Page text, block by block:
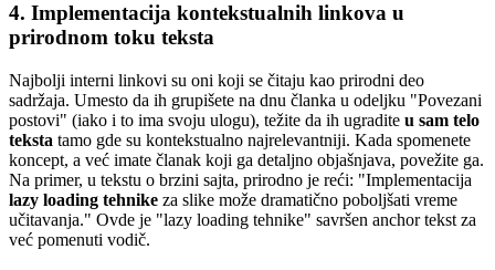
4. Implementacija kontekstualnih linkova u
prirodnom toku teksta
Najbolji interni linkovi su oni koji se čitaju kao prirodni deo
sadržaja. Umesto da ih grupišete na dnu članka u odeljku "Povezani
postovi" (iako i to ima svoju ulogu), težite da ih ugradite u sam telo
teksta tamo gde su kontekstualno najrelevantniji. Kada spomenete
koncept, a već imate članak koji ga detaljno objašnjava, povežite ga.
Na primer, u tekstu o brzini sajta, prirodno je reći: "Implementacija
lazy loading tehnike za slike može dramatično poboljšati vreme
učitavanja." Ovde je "lazy loading tehnike" savršen anchor tekst za
već pomenuti vodič.